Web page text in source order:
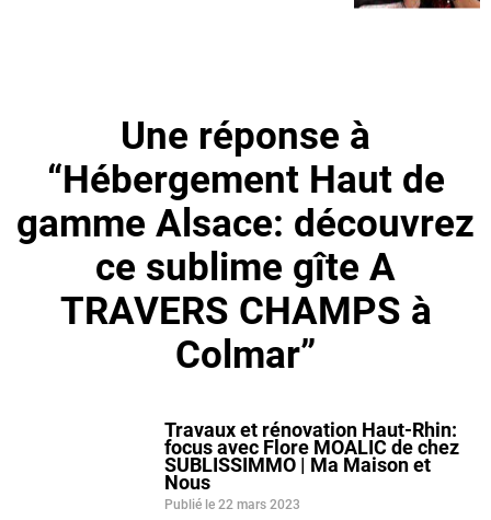
Une réponse à
“Hébergement Haut de
gamme Alsace: découvrez
ce sublime gîte A
TRAVERS CHAMPS à
Colmar”
Travaux et rénovation Haut-Rhin:
focus avec Flore MOALIC de chez
SUBLISSIMMO | Ma Maison et
Nous
Publié le 22 mars 2023